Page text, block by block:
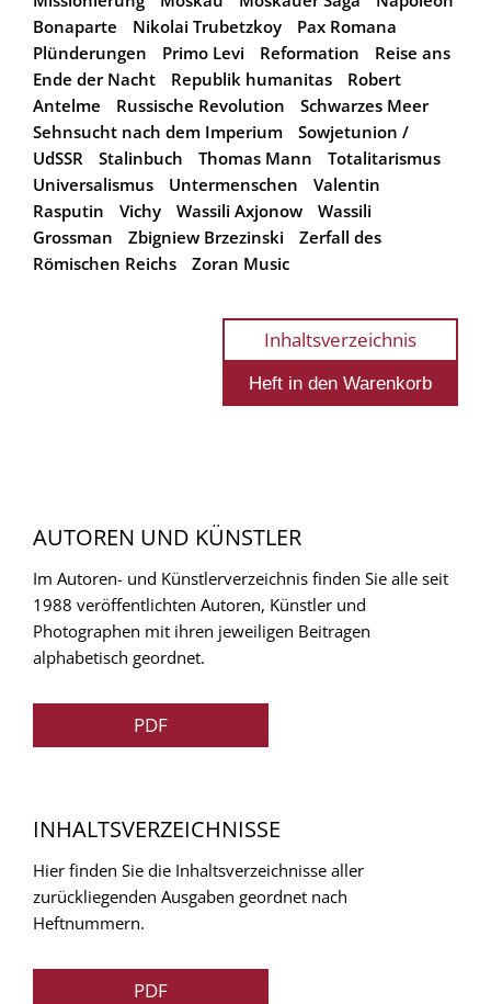
Bonaparte
Nikolai Trubetzkoy
Pax Romana
Plünderungen
Primo Levi Reformation
Reise ans
Ende der Nacht
Republik humanitas
Robert
Antelme
Russische Revolution
Schwarzes Meer
Sehnsucht nach dem Imperium
Sowjetunion /
UdSSR
Stalinbuch Thomas Mann
Totalitarismus
Universalismus
Untermenschen
Valentin
Rasputin
Vichy Wassili Axjonow
Wassili
Grossman
Zbigniew Brzezinski
Zerfall des
Römischen Reichs
Zoran Music
Inhaltsverzeichnis
AUTOREN UND KÜNSTLER
Im Autoren- und Künstlerverzeichnis finden Sie alle seit
1988 veröffentlichten Autoren, Künstler und
Photographen mit ihren jeweiligen Beitragen
alphabetisch geordnet.
PDF
INHALTSVERZEICHNISSE
Hier finden Sie die Inhaltsverzeichnisse aller
zurückliegenden Ausgaben geordnet nach
Heftnummern.
PDF